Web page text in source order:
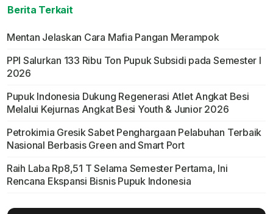
Berita Terkait
Mentan Jelaskan Cara Mafia Pangan Merampok
PPI Salurkan 133 Ribu Ton Pupuk Subsidi pada Semester I
2026
Pupuk Indonesia Dukung Regenerasi Atlet Angkat Besi
Melalui Kejurnas Angkat Besi Youth & Junior 2026
Petrokimia Gresik Sabet Penghargaan Pelabuhan Terbaik
Nasional Berbasis Green and Smart Port
Raih Laba Rp8,51 T Selama Semester Pertama, Ini
Rencana Ekspansi Bisnis Pupuk Indonesia